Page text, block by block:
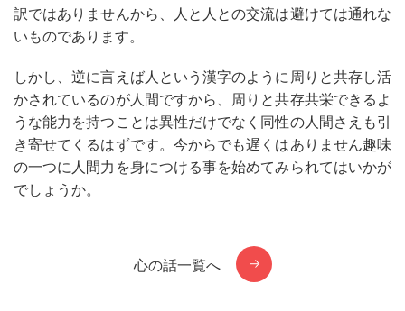
訳ではありませんから、人と人との交流は避けては通れな
いものであります。
しかし、逆に言えば人という漢字のように周りと共存し活
かされているのが人間ですから、周りと共存共栄できるよ
うな能力を持つことは異性だけでなく同性の人間さえも引
き寄せてくるはずです。今からでも遅くはありません趣味
の一つに人間力を身につける事を始めてみられてはいかが
でしょうか。
心の話一覧へ